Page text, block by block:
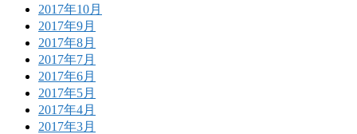
2017年10月
2017年9月
2017年8月
2017年7月
2017年6月
2017年5月
2017年4月
2017年3月